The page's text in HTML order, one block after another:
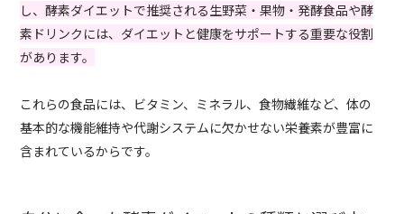
し、酵素ダイエットで推奨される生野菜・果物・発酵食品や酵
素ドリンクには、ダイエットと健康をサポートする重要な役割
があります。
これらの食品には、ビタミン、ミネラル、食物繊維など、体の
基本的な機能維持や代謝システムに欠かせない栄養素が豊富に
含まれているからです。